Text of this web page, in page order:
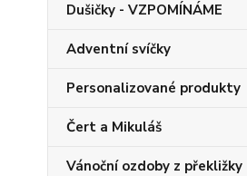
Dušičky - VZPOMÍNÁME
Adventní svíčky
Personalizované produkty
Čert a Mikuláš
Vánoční ozdoby z překližky